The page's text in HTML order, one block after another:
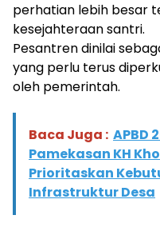
perhatian lebih besar
kesejahteraan santri.
Pesantren dinilai
yang perlu terus
oleh pemerintah.
Baca Juga : APBD
Pamekasan KH
Prioritaskan
Infrastruktur Desa